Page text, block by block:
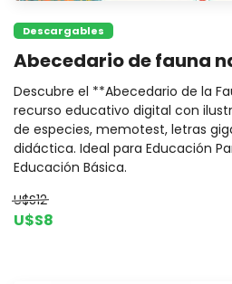
Descargables
Abecedario de fauna
Descubre el **Abecedario de la
recurso educativo digital con
de especies, memotest, letras
didáctica. Ideal para Educación
Educación Básica.
U$S12
U$S8